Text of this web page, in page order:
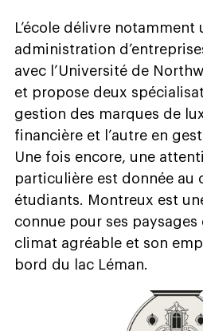
L’école délivre notamment
administration
avec l’Université de
et propose deux
gestion des marques de
financière et l’autre en
Une fois encore, une
particulière est donnée au
étudiants. Montreux est
connue pour ses
climat agréable et son
bord du lac Léman.